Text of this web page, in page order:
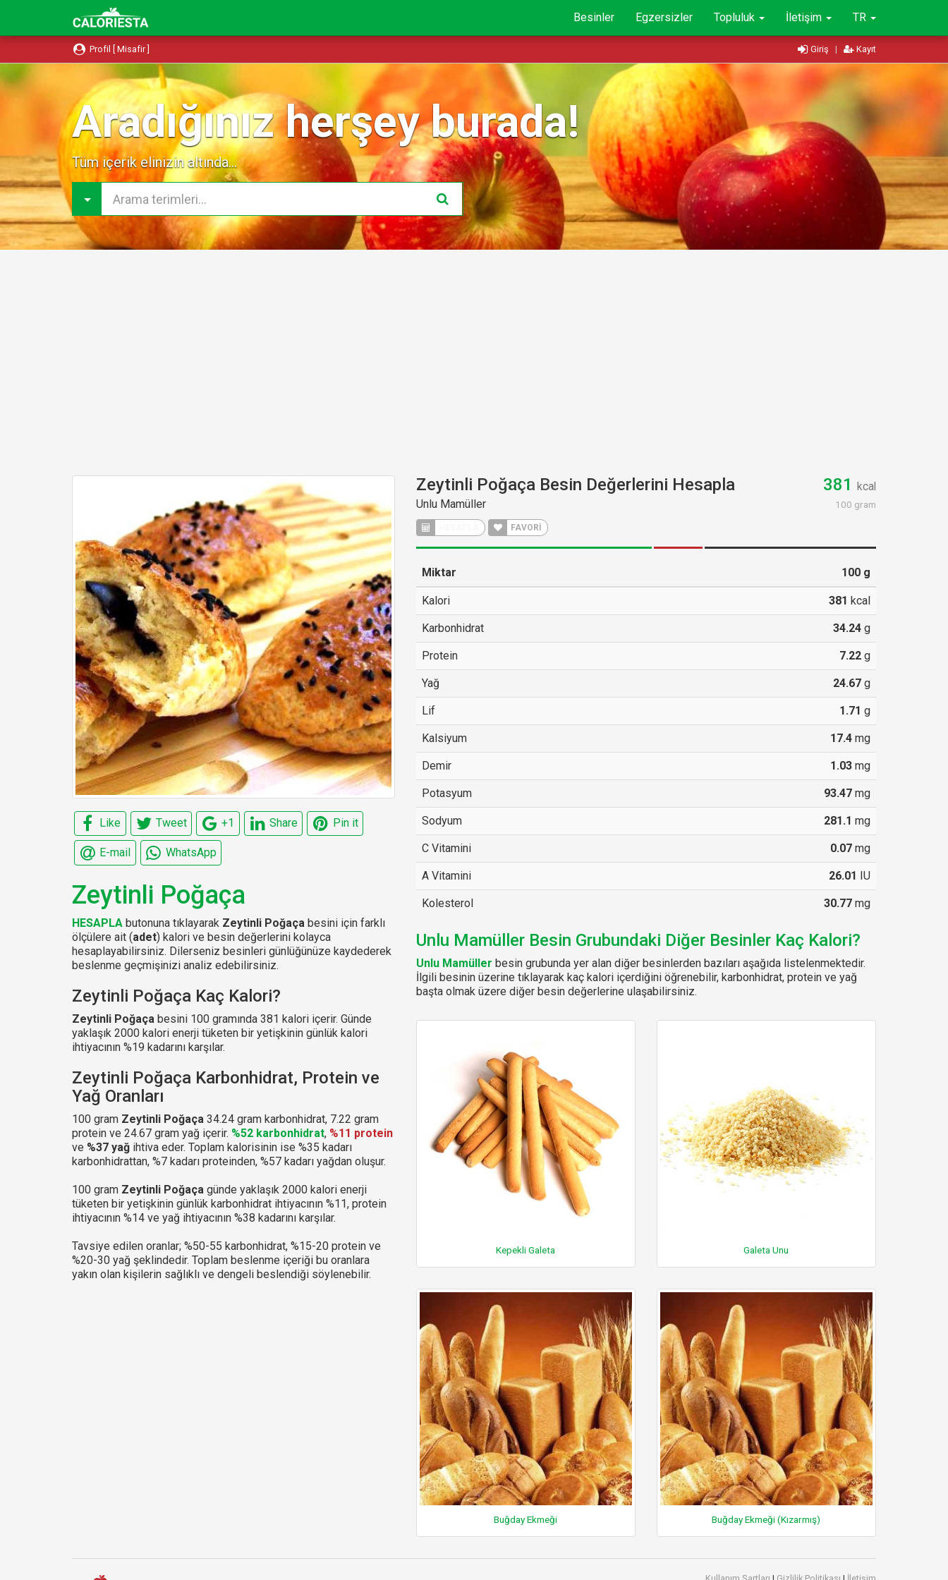
Besinler Egzersizler Topluluk İletişim TR
Profil [ Misafir ] Giriş | Kayıt
Aradığınız herşey burada!
Tüm içerik elinizin altında...
Like Tweet +1 Share Pin it
E-mail WhatsApp
Zeytinli Poğaça
HESAPLA butonuna tıklayarak Zeytinli Poğaça besini için farklı
ölçülere ait (adet) kalori ve besin değerlerini kolayca
hesaplayabilirsiniz. Dilerseniz besinleri günlüğünüze kaydederek
beslenme geçmişinizi analiz edebilirsiniz.
Zeytinli Poğaça Kaç Kalori?
Zeytinli Poğaça besini 100 gramında 381 kalori içerir. Günde
yaklaşık 2000 kalori enerji tüketen bir yetişkinin günlük kalori
ihtiyacının %19 kadarını karşılar.
Zeytinli Poğaça Karbonhidrat, Protein ve
Yağ Oranları
100 gram Zeytinli Poğaça 34.24 gram karbonhidrat, 7.22 gram
protein ve 24.67 gram yağ içerir. %52 karbonhidrat, %11 protein
ve %37 yağ ihtiva eder. Toplam kalorisinin ise %35 kadarı
karbonhidrattan, %7 kadarı proteinden, %57 kadarı yağdan oluşur.
100 gram Zeytinli Poğaça günde yaklaşık 2000 kalori enerji
tüketen bir yetişkinin günlük karbonhidrat ihtiyacının %11, protein
ihtiyacının %14 ve yağ ihtiyacının %38 kadarını karşılar.
Tavsiye edilen oranlar; %50-55 karbonhidrat, %15-20 protein ve
%20-30 yağ şeklindedir. Toplam beslenme içeriği bu oranlara
yakın olan kişilerin sağlıklı ve dengeli beslendiği söylenebilir.
Zeytinli Poğaça Besin Değerlerini Hesapla
Unlu Mamüller
FAVORİ
381 kcal
100 gram
Miktar 100g
Kalori 381 kcal
Karbonhidrat 34.24g
Protein 7.22g
Yağ 24.67g
Lif 1.71 g
Kalsiyum 17.4mg
Demir 1.03mg
Potasyum 93.47mg
Sodyum 281.1 mg
C Vitamini 0.07mg
A Vitamini 26.01 IU
Kolesterol 30.77mg
Unlu Mamüller Besin Grubundaki Diğer Besinler Kaç Kalori?
Unlu Mamüller besin grubunda yer alan diğer besinlerden bazıları aşağıda listelenmektedir.
İlgili besinin üzerine tıklayarak kaç kalori içerdiğini öğrenebilir, karbonhidrat, protein ve yağ
başta olmak üzere diğer besin değerlerine ulaşabilirsiniz.
Kepekli Galeta Galeta Unu
Buğday Ekmeği Buğday Ekmeği (Kızarmış)
Kullanım Şartları | Gizlilik Politikası | İletişim